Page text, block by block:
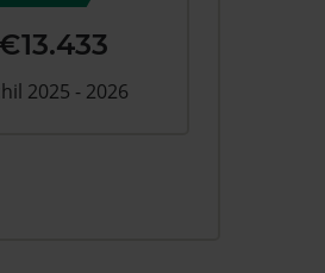
2025 - 2026